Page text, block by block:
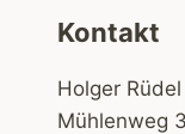
Kontakt
Holger Rüdel
Mühlenweg